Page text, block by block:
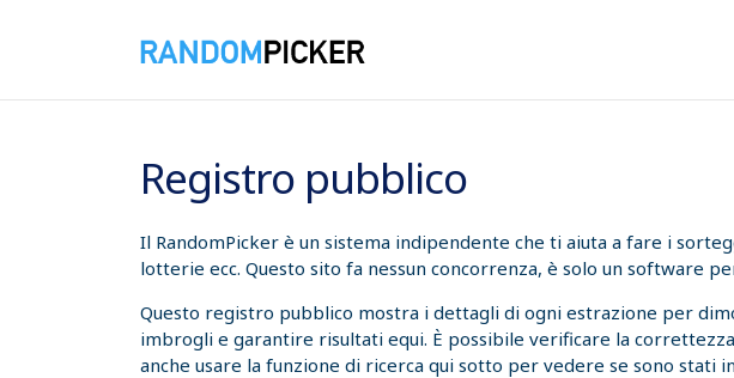
Registro pubblico
Il RandomPicker è un sistema indipendente che ti aiuta a fare i
lotterie ecc. Questo sito fa nessun concorrenza, è solo un software
Questo registro pubblico mostra i dettagli di ogni estrazione per
imbrogli e garantire risultati equi. È possibile verificare la
anche usare la funzione di ricerca qui sotto per vedere se sono stati